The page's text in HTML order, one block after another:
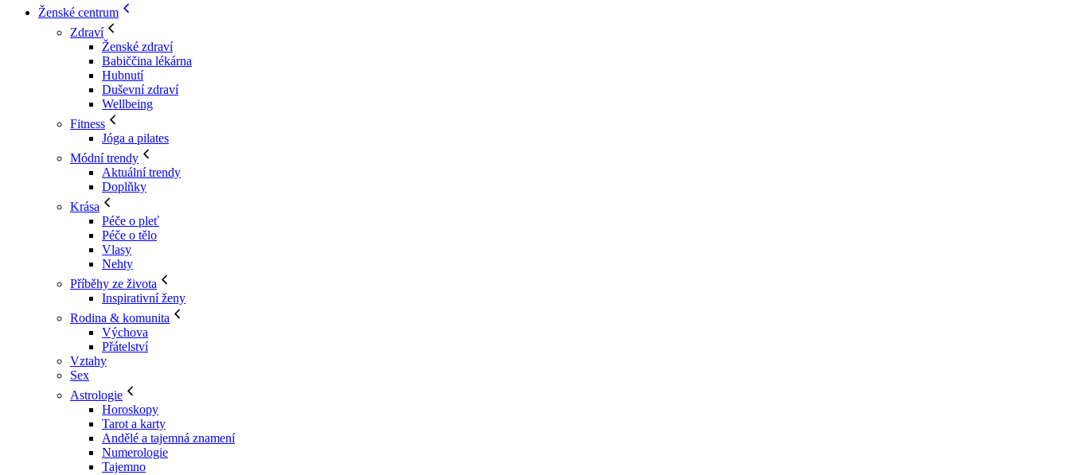
Ženské centrum
Zdraví
Ženské zdraví
Babiččina lékárna
Hubnutí
Duševní zdraví
Wellbeing
Fitness
Jóga a pilates
Módní trendy
Aktuální trendy
Doplňky
Krása
Péče o pleť
Péče o tělo
Vlasy
Nehty
Příběhy ze života
Inspirativní ženy
Rodina & komunita
Výchova
Přátelství
Vztahy
Sex
Astrologie
Horoskopy
Tarot a karty
Andělé a tajemná znamení
Numerologie
Tajemno